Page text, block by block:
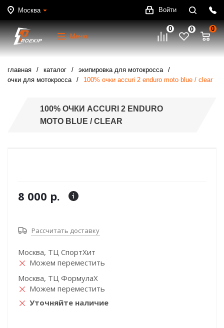
Москва Войти
Меню
0 0 0
главная каталог
экипировка для мотокросса
очки для мотокросса
100% очки accuri 2 enduro moto blue / clear
100% ОЧКИ ACCURI 2 ENDURO
MOTO BLUE / CLEAR
8 000 р.
Рассчитать доставку
Москва, ТЦ СпортХит
Можем переместить
Москва, ТЦ ФормулаХ
Можем переместить
Уточняйте наличие